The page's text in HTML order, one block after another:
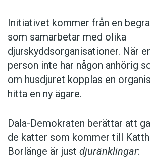
Initiativet kommer från en
som samarbetar med olika
djurskyddsorganisationer. När
person inte har någon anhörig
om husdjuret kopplas en
hitta en ny ägare.
Dala-Demokraten berättar att
de katter som kommer till
Borlänge är just djuränklingar: